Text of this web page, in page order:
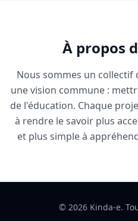
À propos
Nous sommes un
une vision commune :
de l'éducation. Chaque
à rendre le savoir plus
et plus simple à
© 2026 Kinda-e.